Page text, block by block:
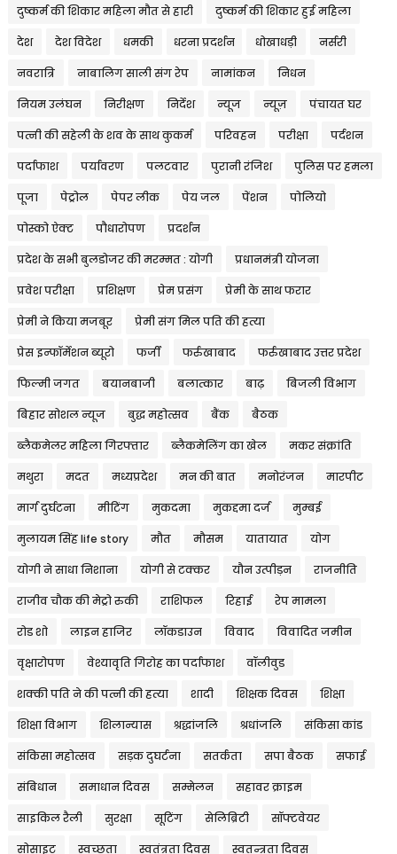
दुष्कर्म की शिकार महिला मौत से हारी दुष्कर्म की शिकार हुई महिला
देश देश विदेश धमकी धरना प्रदर्शन धोखाधड़ी नर्सरी
नवरात्रि नाबालिग साली संग रेप नामांकन निधन
नियम उलंघन निरीक्षण निर्देश न्यूज न्यूज़ पंचायत घर
पत्नी की सहेली के शव के साथ कुकर्म परिवहन परीक्षा पर्दशन
पर्दाफाश पर्यावरण पलटवार पुरानी रंजिश पुलिस पर हमला
पूजा पेट्रोल पेपर लीक पेय जल पेंशन पोलियो
पोस्को ऐक्ट पौधारोपण प्रदर्शन
प्रदेश के सभी बुलडोजर की मरम्मत : योगी प्रधानमंत्री योजना
प्रवेश परीक्षा प्रशिक्षण प्रेम प्रसंग प्रेमी के साथ फरार
प्रेमी ने किया मजबूर प्रेमी संग मिल पति की हत्या
प्रेस इन्फॉर्मेशन ब्यूरो फर्जी फर्रुखाबाद फर्रुखाबाद उत्तर प्रदेश
फिल्मी जगत बयानबाजी बलात्कार बाढ़ बिजली विभाग
बिहार सोशल न्यूज बुद्ध महोत्सव बैंक बैठक
ब्लैकमेलर महिला गिरफ्तार ब्लैकमेलिंग का खेल मकर संक्रांति
मथुरा मदत मध्यप्रदेश मन की बात मनोरंजन मारपीट
मार्ग दुर्घटना मीटिंग मुकदमा मुकद्दमा दर्ज मुम्बई
मुलायम सिंह life story मौत मौसम यातायात योग
योगी ने साधा निशाना योगी से टक्कर यौन उत्पीड़न राजनीति
राजीव चौक की मेट्रो रुकी राशिफल रिहाई रेप मामला
रोड शो लाइन हाजिर लॉकडाउन विवाद विवादित जमीन
वृक्षारोपण वेश्यावृति गिरोह का पर्दाफाश वॉलीवुड
शक्की पति ने की पत्नी की हत्या शादी शिक्षक दिवस शिक्षा
शिक्षा विभाग शिलान्यास श्रद्धांजलि श्रधांजलि संकिसा कांड
संकिसा महोत्सव सड़क दुघर्टना सतर्कता सपा बैठक सफाई
संबिधान समाधान दिवस सम्मेलन सहावर क्राइम
साइकिल रैली सुरक्षा सूटिंग सेलिब्रिटी सॉफ्टवेयर
सोसाइट स्वच्छता स्वतंत्रता दिवस स्वतन्त्रता दिवस